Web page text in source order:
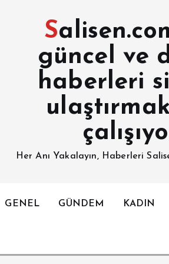
Salisen.com, en
güncel ve
haberleri
Her Anı Yakalayın, Haberleri
GENEL GÜNDEM KADIN